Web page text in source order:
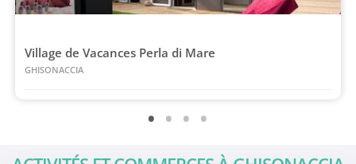
Village de Vacances Perla di Mare
GHISONACCIA